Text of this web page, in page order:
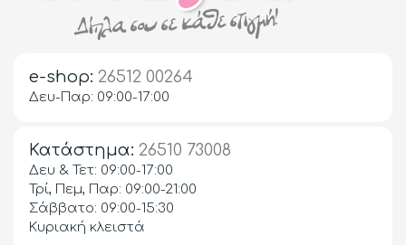
e-shop: 26512 00264
Δευ-Παρ: 09:00-17:00
Κατάστημα: 26510 73008
Δευ & Τετ: 09:00-17:00
Τρί, Πεμ, Παρ: 09:00-21:00
Σάββατο: 09:00-15:30
Κυριακή κλειστά